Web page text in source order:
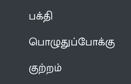
பக்தி
பொழுதுப்போக்கு
குற்றம்